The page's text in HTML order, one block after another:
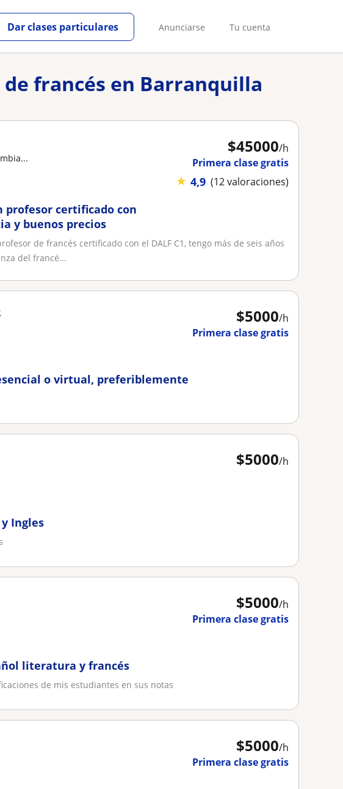
Anunciarse Tu cuenta
Dar clases particulares
francés en Barranquilla
$45000/h
Primera clase gratis
★ 4,9 (12 valoraciones)
profesor certificado con
y buenos precios
de francés certificado con el DALF C1, tengo más de seis años
del francé...
$5000/h
Primera clase gratis
o virtual, preferiblemente
$5000/h
Ingles
$5000/h
Primera clase gratis
literatura y francés
de mis estudiantes en sus notas
$5000/h
Primera clase gratis